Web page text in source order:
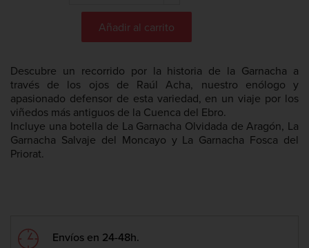
Descubre un recorrido por la historia de la Garnacha a
través de los ojos de Raúl Acha, nuestro enólogo y
apasionado defensor de esta variedad, en un viaje por los
viñedos más antiguos de la Cuenca del Ebro.
Incluye una botella de La Garnacha Olvidada de Aragón, La
Garnacha Salvaje del Moncayo y La Garnacha Fosca del
Priorat.
Añadir al carrito
Envíos en 24-48h.